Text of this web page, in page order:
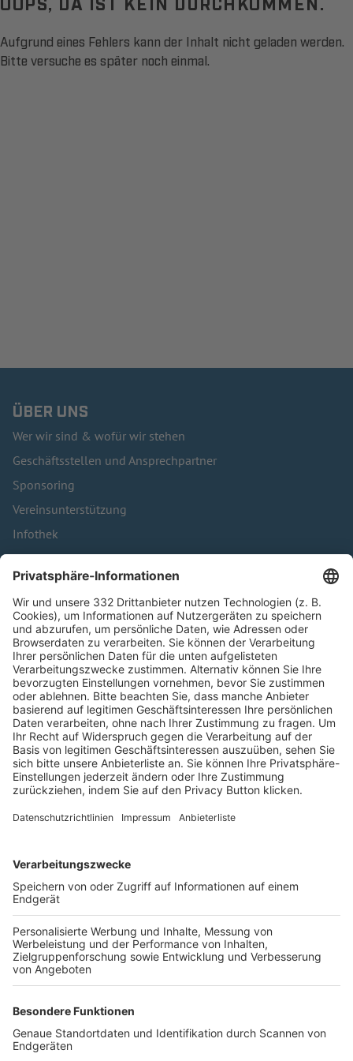
Aufgrund eines Fehlers kann der Inhalt nicht geladen werden.
Bitte versuche es später noch einmal.
ÜBER UNS
Wer wir sind & wofür wir stehen
Geschäftsstellen und Ansprechpartner
Sponsoring
Vereinsunterstützung
Infothek
Kontakt
HÄUFIG BESUCHTE SEITEN
Pässe und Vereinswechsel
Trainerausbildung
Schulungsangebot Vereinsmitarbeiter
BFV-Geschäftsstellen
Trainerbörse
Login SpielPlus
FOLGE DEM BFV
TOP-VEREINE
TOP-PARTNER